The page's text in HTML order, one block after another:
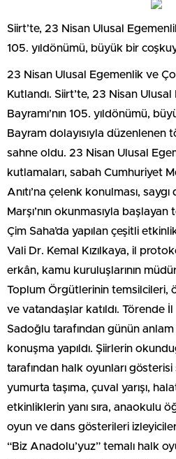
Siirt’te, 23 Nisan Ulusal
105. yıldönümü, büyük bir
23 Nisan Ulusal Egemenlik ve
Kutlandı. Siirt’te, 23 Nisan
Bayramı’nın 105. yıldönümü,
Bayram dolayısıyla
sahne oldu. 23 Nisan Ulusal
kutlamaları, sabah Cumhuriyet
Anıtı’na çelenk konulması,
Marşı’nın okunmasıyla
Çim Saha’da yapılan çeşitli
Vali Dr. Kemal Kızılkaya, il
erkân, kamu kuruluşlarının
Toplum Örgütlerinin temsilcileri,
ve vatandaşlar katıldı. Törende
Sadoğlu tarafından günün
konuşma yapıldı. Şiirlerin
tarafından halk oyunları
yumurta taşıma, çuval yarışı,
etkinliklerin yanı sıra, anaokulu
oyun ve dans gösterileri
“Biz Anadolu’yuz” temalı halk